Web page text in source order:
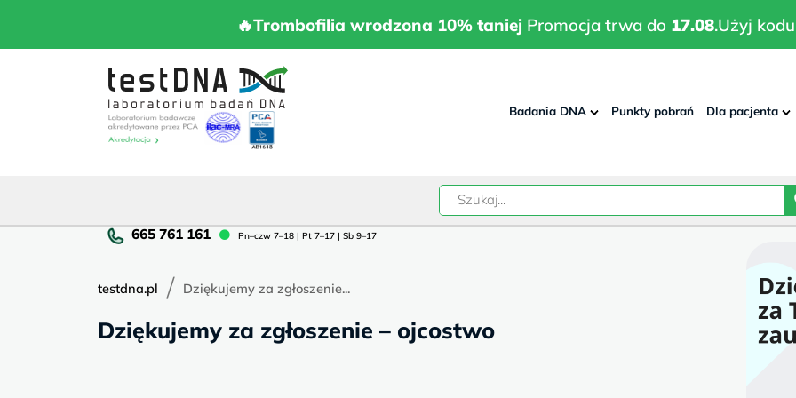
🔥Trombofilia wrodzona 10% taniej Promocja trwa do 17.08.Użyj
🔥Trombofilia wrodzona 10% taniej Promocja trwa do 17.08.Użyj kodu:
Pn–czw 7–18 | Pt 7–17 | Sb 9–17Pn–
Badania DNA Punkty pobrań Dla pacjenta
testdna.pl / Dziękujemy za zgłoszenie...
Dziękujemy za zgłoszenie – ojcostwo